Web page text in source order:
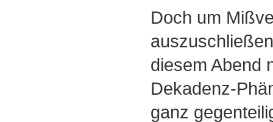
Doch um
diesem Abend
Dekadenz-
ganz